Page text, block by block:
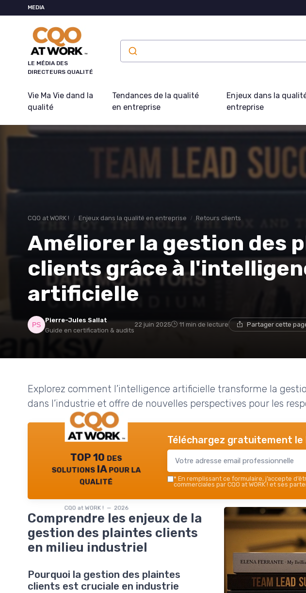
MEDIA
LE MÉDIA DES
DIRECTEURS QUALITÉ
Vie Ma Vie dand la
qualité
Tendances de la qualité
en entreprise
Enjeux dans la
entreprise
CQO at WORK ! Enjeux dans la qualité en entreprise Retours clients
Améliorer la gestion des
clients grâce à
artificielle
Pierre-Jules Sallat
Guide en certification & audits
22 juin 2025 11 min de lecture Partager cette
Explorez comment l’intelligence artificielle transforme la
dans l’industrie et offre de nouvelles perspectives pour les
TOP 10 des
solutions IA pour la
qualité
CQO at WORK ! — 2026
Téléchargez gratuitement le
* En remplissant ce formulaire, j’accepte
commerciales par CQO at WORK ! et ses
Comprendre les enjeux de la
gestion des plaintes clients
en milieu industriel
Pourquoi la gestion des plaintes
clients est cruciale en industrie
Panneau de gestion des cookies